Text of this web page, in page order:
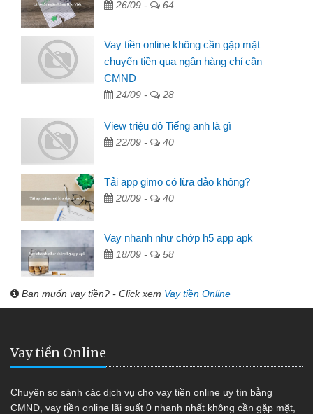
26/09 - 64
Vay tiền online không cần gặp mặt
chuyển tiền qua ngân hàng chỉ cần
CMND
24/09 - 28
View triệu đô Tiếng anh là gì
22/09 - 40
Tải app gimo có lừa đảo không?
20/09 - 40
Vay nhanh như chớp h5 app apk
18/09 - 58
Bạn muốn vay tiền? - Click xem Vay tiền Online
Vay tiền Online
Chuyên so sánh các dịch vụ cho vay tiền online uy tín bằng
CMND, vay tiền online lãi suất 0 nhanh nhất không cần gặp mặt,